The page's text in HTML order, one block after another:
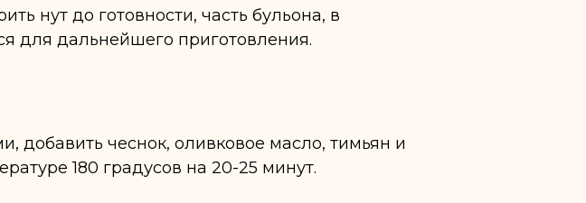
нут до готовности, часть бульона, в
для дальнейшего приготовления.
добавить чеснок, оливковое масло, тимьян и
180 градусов на 20-25 минут.